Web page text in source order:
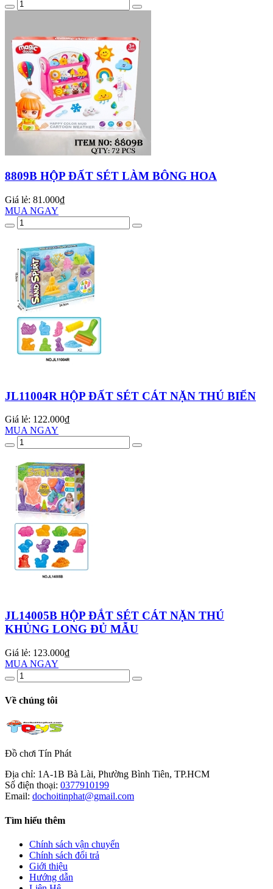
8809B HỘP ĐẤT SÉT LÀM BÔNG HOA
Giá lẻ: 81.000₫
MUA NGAY
JL11004R HỘP ĐẤT SÉT CÁT NẶN THÚ BIỂN
Giá lẻ: 122.000₫
MUA NGAY
JL14005B HỘP ĐẮT SÉT CÁT NẶN THÚ
KHỦNG LONG ĐỦ MẪU
Giá lẻ: 123.000₫
MUA NGAY
Về chúng tôi
Đồ chơi Tín Phát
Địa chỉ: 1A-1B Bà Lài, Phường Bình Tiên, TP.HCM
Số điện thoại: 0377910199
Email: dochoitinphat@gmail.com
Tìm hiểu thêm
Chính sách vận chuyển
Chính sách đổi trả
Giới thiệu
Hướng dẫn